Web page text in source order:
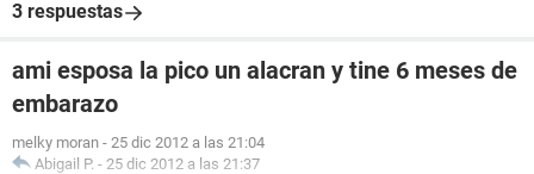
3 respuestas
ami esposa la pico un alacran y tine 6 meses de
embarazo
melky moran - 25 dic 2012 a las 21:04
Abigail P. - 25 dic 2012 a las 21:37